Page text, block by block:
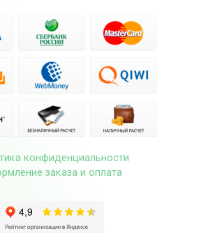
конфиденциальности
заказа и оплата